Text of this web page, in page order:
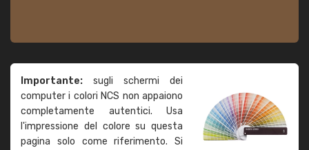
Importante: sugli schermi dei
computer i colori NCS non appaiono
completamente autentici. Usa
l'impressione del colore su questa
pagina solo come riferimento. Si